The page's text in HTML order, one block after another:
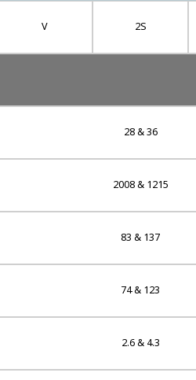
V 2S
28 & 36
2008 & 1215
83 & 137
74 & 123
2.6 & 4.3